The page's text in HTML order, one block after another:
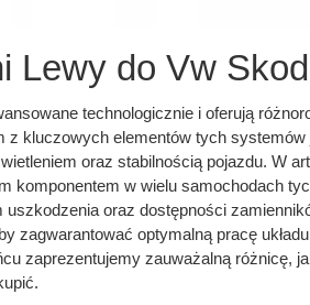
Lewy do Vw
technologicznie i oferują
z kluczowych elementów tych systemów
oraz stabilnością pojazdu. W
komponentem w wielu samochodach
oraz dostępności
zagwarantować optymalną pracę układu
zaprezentujemy zauważalną różnicę,